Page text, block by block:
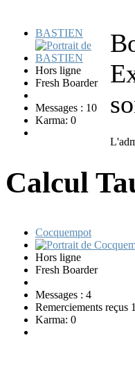
BASTIEN
Hors ligne
Fresh Boarder
Messages : 10
Karma: 0
Calcul
Cocquempot
Hors ligne
Fresh Boarder
Messages : 4
Remerciements reçus 1
Karma: 0